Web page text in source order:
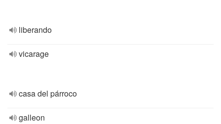
liberando
vicarage
casa del párroco
galleon